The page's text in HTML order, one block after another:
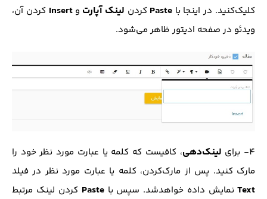
کلیک‌کنید. در اینجا باPaste کردن لینک آپارت وInsert کردن آن،
ویدئو در صفحه ادیتور ظاهر می‌شود.
4- برای لینک‌دهی، کافیست که کلمه یا عبارت مورد نظر خود را
مارک کنید. پس از مارک‌کردن، کلمه یا عبارت مورد نظر در فیلد
Text نمایش داده خواهد‌شد. سپس باPaste کردن لینک مرتبط